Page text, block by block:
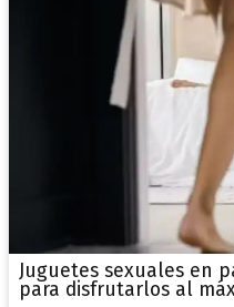
Juguetes sexuales en
para disfrutarlos al